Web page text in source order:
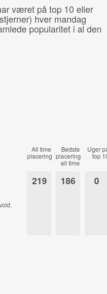
været på top 10 eller
hver mandag
popularitet i al den
All time
placering
Bedste
placering
all time
Uger
top
219 186 0